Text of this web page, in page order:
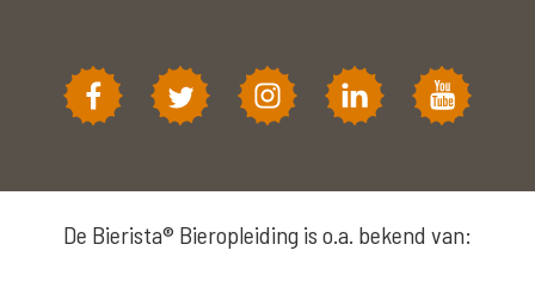
De Bierista® Bieropleiding is o.a. bekend van: